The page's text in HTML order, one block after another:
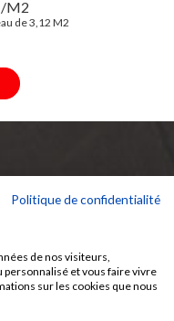
/M2
de 3,12 M2
Politique de confidentialité
de nos visiteurs,
et vous faire vivre
sur les cookies que nous